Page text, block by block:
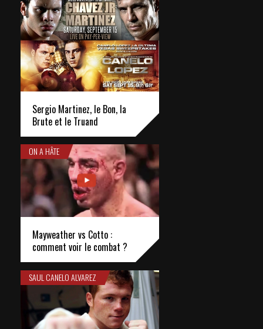
Sergio Martinez, le Bon, la
Brute et le Truand
ON A HÂTE
Mayweather vs Cotto :
comment voir le combat ?
SAUL CANELO ALVAREZ